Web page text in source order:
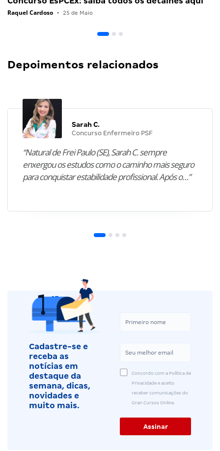
Raquel Cardoso • 25 de Maio
Depoimentos relacionados
Sarah C.
Concurso Enfermeiro PSF
“Natural de Frei Paulo (SE), Sarah C. sempre
enxergou os estudos como o caminho mais seguro
para conquistar estabilidade profissional. Após o…”
Cadastre-se e
receba as
notícias em
destaque da
semana, dicas,
novidades e
muito mais.
Concordo com a Política de
Privacidade e aceito
receber comunicações do
Gran Cursos Online.